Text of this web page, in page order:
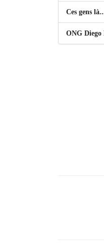
Ces gens
ONG